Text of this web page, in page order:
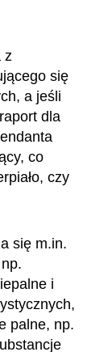
z
się
a jeśli
dla
co
czy
się m.in.
i
palne, np.